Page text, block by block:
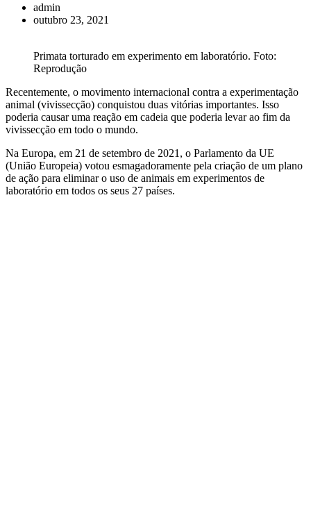
admin
outubro 23, 2021
Primata torturado em experimento em laboratório. Foto:
Reprodução
Recentemente, o movimento internacional contra a experimentação
animal (vivissecção) conquistou duas vitórias importantes. Isso
poderia causar uma reação em cadeia que poderia levar ao fim da
vivissecção em todo o mundo.
Na Europa, em 21 de setembro de 2021, o Parlamento da UE
(União Europeia) votou esmagadoramente pela criação de um plano
de ação para eliminar o uso de animais em experimentos de
laboratório em todos os seus 27 países.